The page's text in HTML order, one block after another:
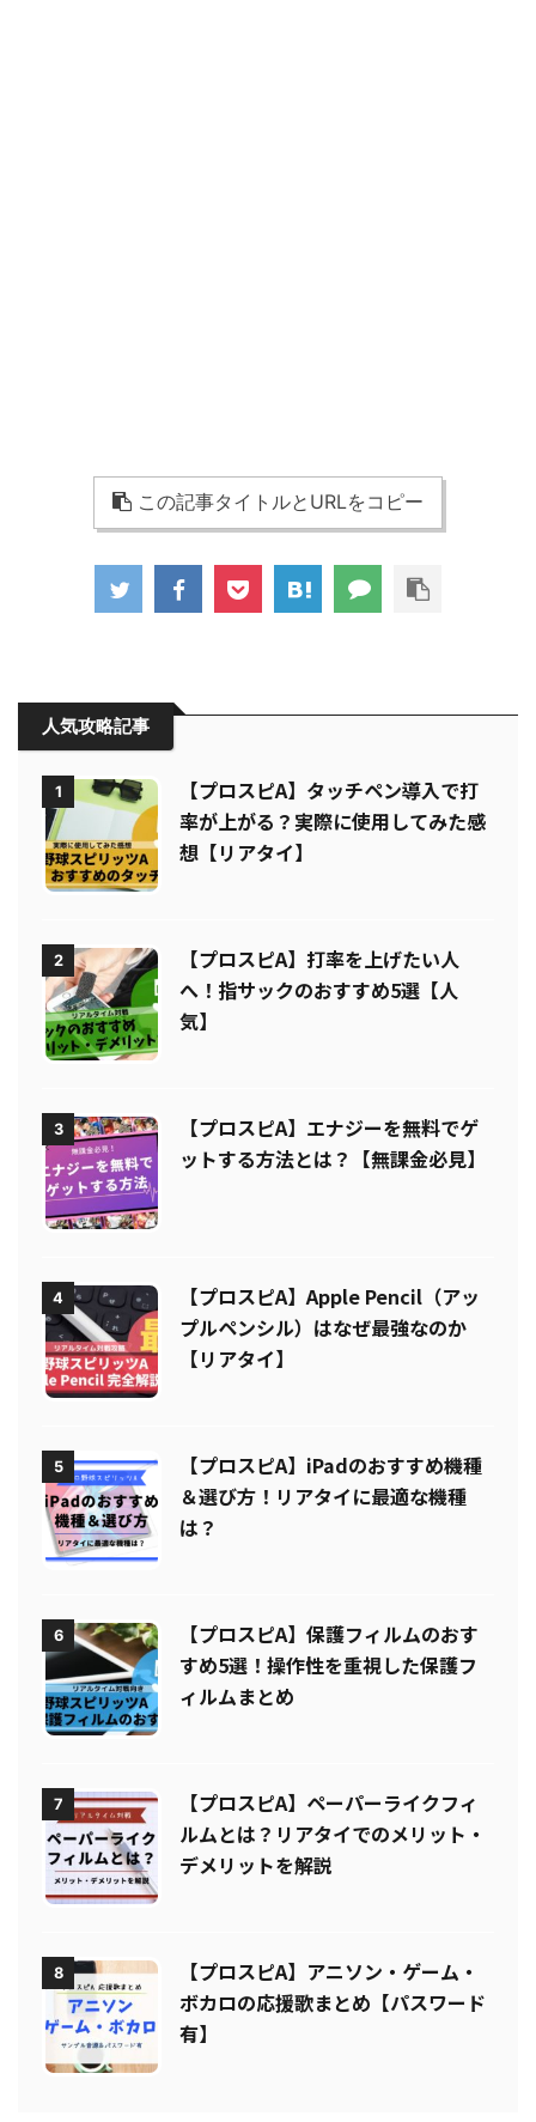
この記事タイトルとURLをコピー
人気攻略記事
1
【プロスピA】タッチペン導入で打
率が上がる？実際に使用してみた感
想【リアタイ】
2
【プロスピA】打率を上げたい人
へ！指サックのおすすめ5選【人
気】
3
【プロスピA】エナジーを無料でゲ
ットする方法とは？【無課金必見】
4
【プロスピA】Apple Pencil（アッ
プルペンシル）はなぜ最強なのか
【リアタイ】
5
【プロスピA】iPadのおすすめ機種
＆選び方！リアタイに最適な機種
は？
6
【プロスピA】保護フィルムのおす
すめ5選！操作性を重視した保護フ
ィルムまとめ
7
【プロスピA】ペーパーライクフィ
ルムとは？リアタイでのメリット・
デメリットを解説
8
【プロスピA】アニソン・ゲーム・
ボカロの応援歌まとめ【パスワード
有】